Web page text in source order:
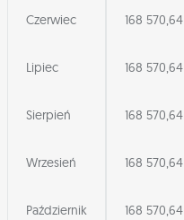
Czerwiec 168 570,64
Lipiec 168 570,64
Sierpień 168 570,64
Wrzesień 168 570,64
Październik 168 570,64